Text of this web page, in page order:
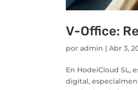
V-Office:
poradmin |Abr 3,
En HodeiCloud SL,
digital,